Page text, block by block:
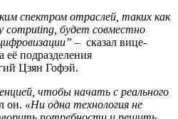
спектром отраслей, таких как
computing, будет совместно
– сказал вице-
её подразделения
Цзян Гофэй.
чтобы начать с реального
он. «Ни одна технология не